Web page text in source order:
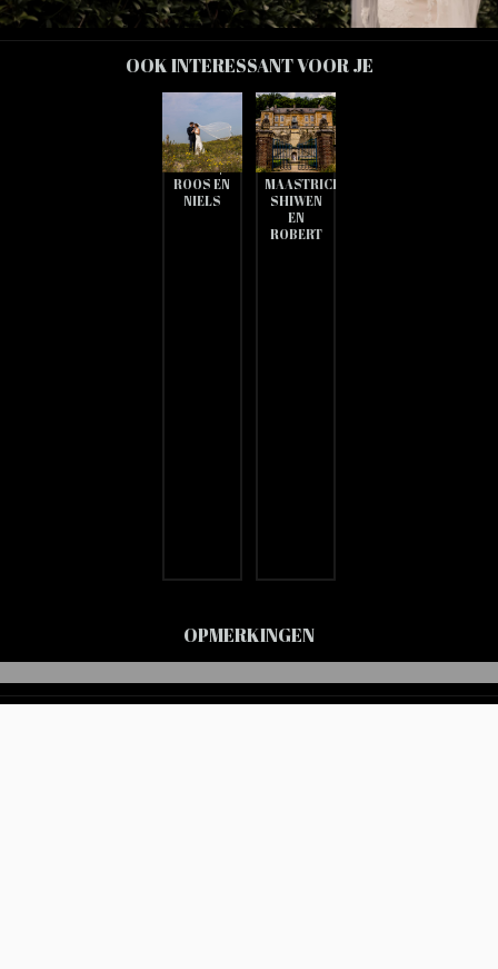
OOK INTERESSANT VOOR JE
BRUIDSFOTOGRAFIE
DEN
HAAG |
ROOS EN
NIELS
PREVIEW
BRUIDSFOTOGRAAF
CHATEAU
NEERCANNE
MAASTRICHT
SHIWEN
EN
ROBERT
OPMERKINGEN